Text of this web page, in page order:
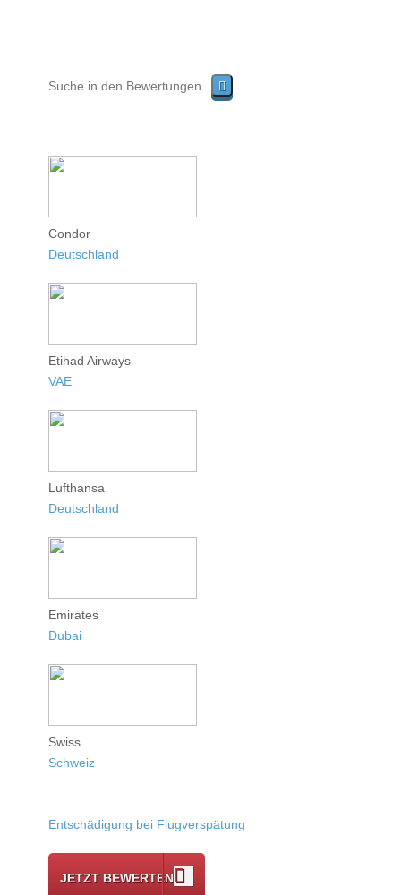
Condor
Deutschland
Etihad Airways
VAE
Lufthansa
Deutschland
Emirates
Dubai
Swiss
Schweiz
Entschädigung bei Flugverspätung
JETZT BEWERTEN